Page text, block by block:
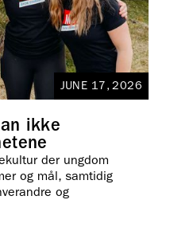
JUNE 17, 2026
ikke
der ungdom
og mål, samtidig
og